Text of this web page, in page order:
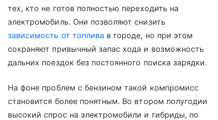
тех, кто не готов полностью переходить на
электромобиль. Они позволяют снизить
зависимость от топлива в городе, но при этом
сохраняют привычный запас хода и возможность
дальних поездок без постоянного поиска зарядки.
На фоне проблем с бензином такой компромисс
становится более понятным. Во втором полугодии
высокий спрос на электромобили и гибриды, по